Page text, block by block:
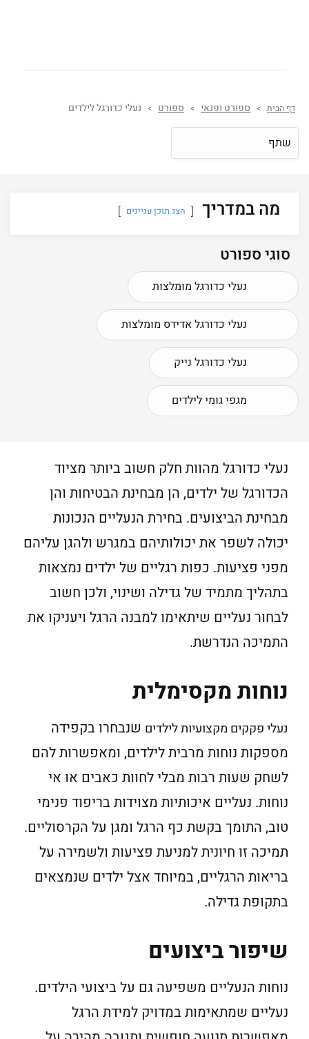
דף הבית > ספורט ופנאי > ספורט > נעלי כדורגל לילדים
שתף
מה במדריך הצג תוכן עניינים
סוגי ספורט
נעלי כדורגל מומלצות
נעלי כדורגל אדידס מומלצות
נעלי כדורגל נייק
מגפי גומי לילדים
נעלי כדורגל מהוות חלק חשוב ביותר מציוד
הכדורגל של ילדים, הן מבחינת הבטיחות והן
מבחינת הביצועים. בחירת הנעליים הנכונות
יכולה לשפר את יכולותיהם במגרש ולהגן עליהם
מפני פציעות. כפות רגליים של ילדים נמצאות
בתהליך מתמיד של גדילה ושינוי, ולכן חשוב
לבחור נעליים שיתאימו למבנה הרגל ויעניקו את
התמיכה הנדרשת.
נוחות מקסימלית
נעלי פקקים מקצועיות לילדים שנבחרו בקפידה
מספקות נוחות מרבית לילדים, ומאפשרות להם
לשחק שעות רבות מבלי לחוות כאבים או אי
נוחות. נעליים איכותיות מצוידות בריפוד פנימי
טוב, התומך בקשת כף הרגל ומגן על הקרסוליים.
תמיכה זו חיונית למניעת פציעות ולשמירה על
בריאות הרגליים, במיוחד אצל ילדים שנמצאים
בתקופת גדילה.
שיפור ביצועים
נוחות הנעליים משפיעה גם על ביצועי הילדים.
נעליים שמתאימות במדויק למידת הרגל